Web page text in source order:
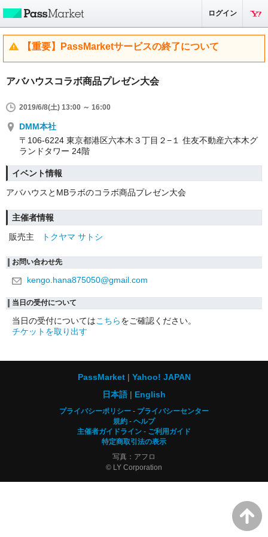
ログイン
【重要】PassMarketサービスの終了について
アバハウスコラボ商品プレゼン大会
2019/6/8(土) 13:00 ～ 16:00
DMM本社
〒106-6224 東京都港区六本木３丁目２−１ 住友不動産六本木グ
ランドタワー 24階
イベント情報
アバハウスとMBラボのコラボ商品プレゼン大会
主催者情報
販売主
トクヤマ サトシ
お問い合わせ先
kengo.hana875050@gmail.com
当日の受付について
当日の受付についてはこちらをご確認ください。
チケットを取り出す
PassMarket
Yahoo! JAPAN
日本語
English
プライバシーポリシー
プライバシーセンター
規約
ヘルプ
主催者ガイドライン
ご利用ガイド
特定商取引法の表示
写真：アフロ
© LY Corporation